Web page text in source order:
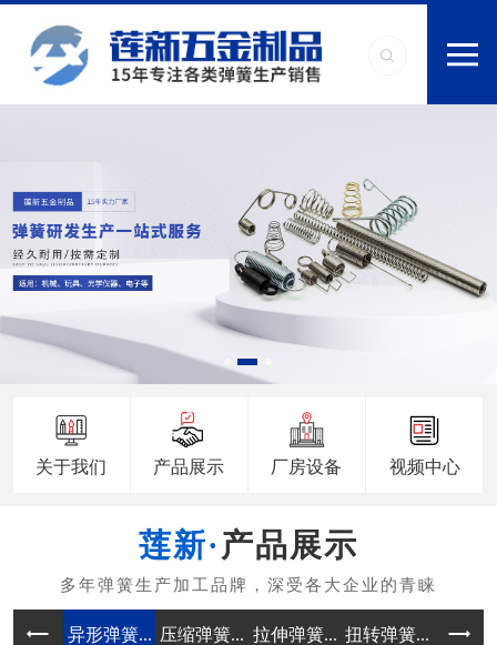
关于我们 产品展示 厂房设备 视频中心
产品展示
异形弹簧... 压缩弹簧... 拉伸弹簧... 扭转弹簧... 电池